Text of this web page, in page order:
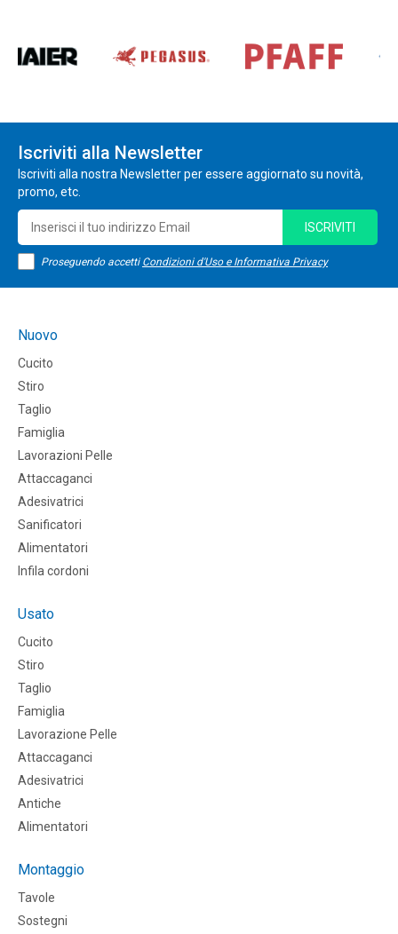
Iscriviti alla Newsletter
Iscriviti alla nostra Newsletter per essere aggiornato su novità,
promo, etc.
Proseguendo accetti Condizioni d'Uso e Informativa Privacy
ISCRIVITI
Nuovo
Cucito
Stiro
Taglio
Famiglia
Lavorazioni Pelle
Attaccaganci
Adesivatrici
Sanificatori
Alimentatori
Infila cordoni
Usato
Cucito
Stiro
Taglio
Famiglia
Lavorazione Pelle
Attaccaganci
Adesivatrici
Antiche
Alimentatori
Montaggio
Tavole
Sostegni